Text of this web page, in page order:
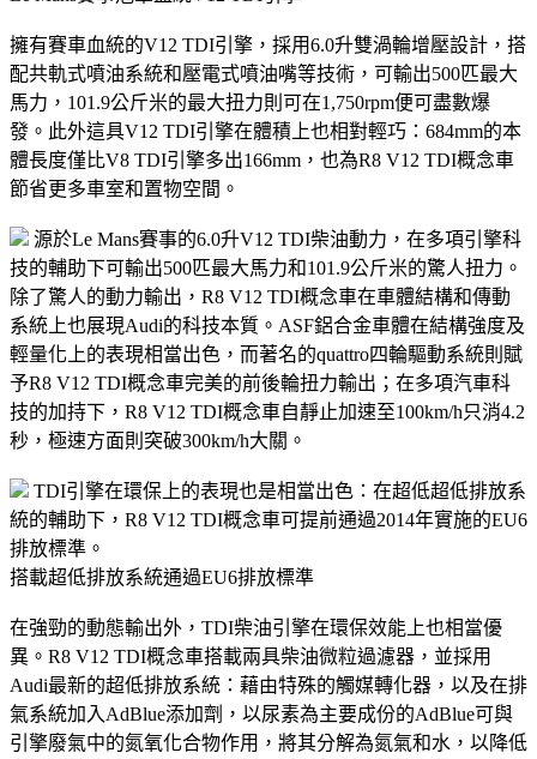
擁有賽車血統的V12 TDI引擎，採用6.0升雙渦輪增壓設計，搭
配共軌式噴油系統和壓電式噴油嘴等技術，可輸出500匹最大
馬力，101.9公斤米的最大扭力則可在1,750rpm便可盡數爆
發。此外這具V12 TDI引擎在體積上也相對輕巧：684mm的本
體長度僅比V8 TDI引擎多出166mm，也為R8 V12 TDI概念車
節省更多車室和置物空間。
源於Le Mans賽事的6.0升V12 TDI柴油動力，在多項引擎科
技的輔助下可輸出500匹最大馬力和101.9公斤米的驚人扭力。
除了驚人的動力輸出，R8 V12 TDI概念車在車體結構和傳動
系統上也展現Audi的科技本質。ASF鋁合金車體在結構強度及
輕量化上的表現相當出色，而著名的quattro四輪驅動系統則賦
予R8 V12 TDI概念車完美的前後輪扭力輸出；在多項汽車科
技的加持下，R8 V12 TDI概念車自靜止加速至100km/h只消4.2
秒，極速方面則突破300km/h大關。
TDI引擎在環保上的表現也是相當出色：在超低超低排放系
統的輔助下，R8 V12 TDI概念車可提前通過2014年實施的EU6
排放標準。
搭載超低排放系統通過EU6排放標準
在強勁的動態輸出外，TDI柴油引擎在環保效能上也相當優
異。R8 V12 TDI概念車搭載兩具柴油微粒過濾器，並採用
Audi最新的超低排放系統：藉由特殊的觸媒轉化器，以及在排
氣系統加入AdBlue添加劑，以尿素為主要成份的AdBlue可與
引擎廢氣中的氮氧化合物作用，將其分解為氮氣和水，以降低